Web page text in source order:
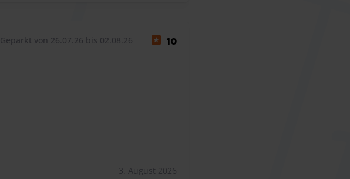
Geparkt von 26.07.26 bis 02.08.26 10
3. August 2026